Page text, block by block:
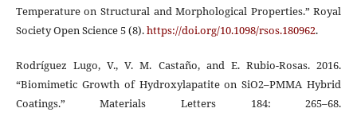
Temperature on Structural and Morphological Properties.” Royal
Society Open Science 5 (8).https://doi.org/10.1098/rsos.180962.
Rodríguez Lugo, V., V. M. Castaño, and E. Rubio-Rosas. 2016.
“Biomimetic Growth of Hydroxylapatite on SiO2–PMMA Hybrid
Coatings.” Materials Letters 184: 265–68.